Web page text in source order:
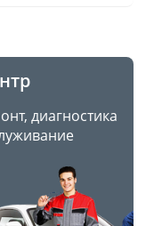
диагностика